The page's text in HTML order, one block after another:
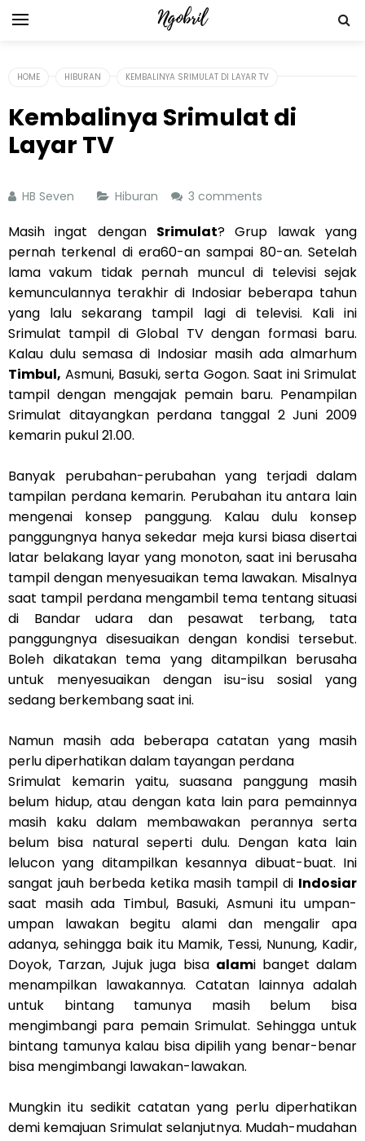
HOME HIBURAN KEMBALINYA SRIMULAT DI LAYAR TV
Kembalinya Srimulat di
Layar TV
HB Seven Hiburan 3 comments
Masih ingat dengan Srimulat? Grup lawak yang
pernah terkenal di era60-an sampai 80-an. Setelah
lama vakum tidak pernah muncul di televisi sejak
kemunculannya terakhir di Indosiar beberapa tahun
yang lalu sekarang tampil lagi di televisi. Kali ini
Srimulat tampil di Global TV dengan formasi baru.
Kalau dulu semasa di Indosiar masih ada almarhum
Timbul, Asmuni, Basuki, serta Gogon. Saat ini Srimulat
tampil dengan mengajak pemain baru. Penampilan
Srimulat ditayangkan perdana tanggal 2 Juni 2009
kemarin pukul 21.00.
Banyak perubahan-perubahan yang terjadi dalam
tampilan perdana kemarin. Perubahan itu antara lain
mengenai konsep panggung. Kalau dulu konsep
panggungnya hanya sekedar meja kursi biasa disertai
latar belakang layar yang monoton, saat ini berusaha
tampil dengan menyesuaikan tema lawakan. Misalnya
saat tampil perdana mengambil tema tentang situasi
di Bandar udara dan pesawat terbang, tata
panggungnya disesuaikan dengan kondisi tersebut.
Boleh dikatakan tema yang ditampilkan berusaha
untuk menyesuaikan dengan isu-isu sosial yang
sedang berkembang saat ini.
Namun masih ada beberapa catatan yang masih
perlu diperhatikan dalam tayangan perdana
Srimulat kemarin yaitu, suasana panggung masih
belum hidup, atau dengan kata lain para pemainnya
masih kaku dalam membawakan perannya serta
belum bisa natural seperti dulu. Dengan kata lain
lelucon yang ditampilkan kesannya dibuat-buat. Ini
sangat jauh berbeda ketika masih tampil di Indosiar
saat masih ada Timbul, Basuki, Asmuni itu umpan-
umpan lawakan begitu alami dan mengalir apa
adanya, sehingga baik itu Mamik, Tessi, Nunung, Kadir,
Doyok, Tarzan, Jujuk juga bisa alami banget dalam
menampilkan lawakannya. Catatan lainnya adalah
untuk bintang tamunya masih belum bisa
mengimbangi para pemain Srimulat. Sehingga untuk
bintang tamunya kalau bisa dipilih yang benar-benar
bisa mengimbangi lawakan-lawakan.
Mungkin itu sedikit catatan yang perlu diperhatikan
demi kemajuan Srimulat selanjutnya. Mudah-mudahan